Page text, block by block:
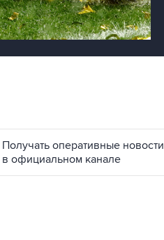
Получать оперативные новости
в официальном канале